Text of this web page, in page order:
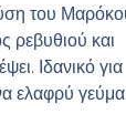
του
ρεβυθιού και
Ιδανικό για
ελαφρύ